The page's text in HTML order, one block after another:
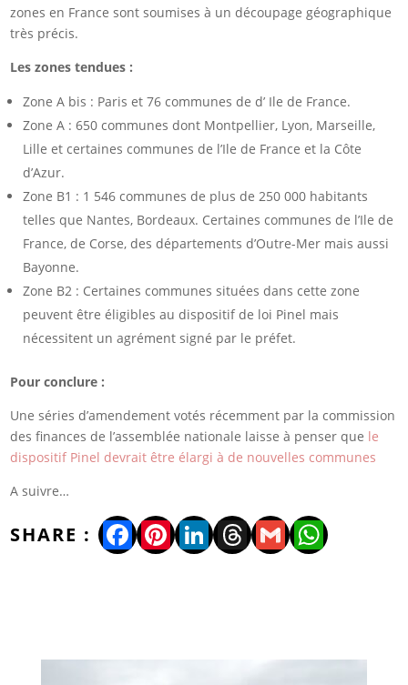
zones en France sont soumises à un découpage géographique
très précis.
Les zones tendues :
Zone A bis : Paris et 76 communes de d’ Ile de France.
Zone A : 650 communes dont Montpellier, Lyon, Marseille,
Lille et certaines communes de l’Ile de France et la Côte
d’Azur.
Zone B1 : 1 546 communes de plus de 250 000 habitants
telles que Nantes, Bordeaux. Certaines communes de l’Ile de
France, de Corse, des départements d’Outre-Mer mais aussi
Bayonne.
Zone B2 : Certaines communes situées dans cette zone
peuvent être éligibles au dispositif de loi Pinel mais
nécessitent un agrément signé par le préfet.
Pour conclure :
Une séries d’amendement votés récemment par la commission
des finances de l’assemblée nationale laisse à penser que le
dispositif Pinel devrait être élargi à de nouvelles communes
A suivre…
Facebook
Pinterest
LinkedIn
Threads
Gmail